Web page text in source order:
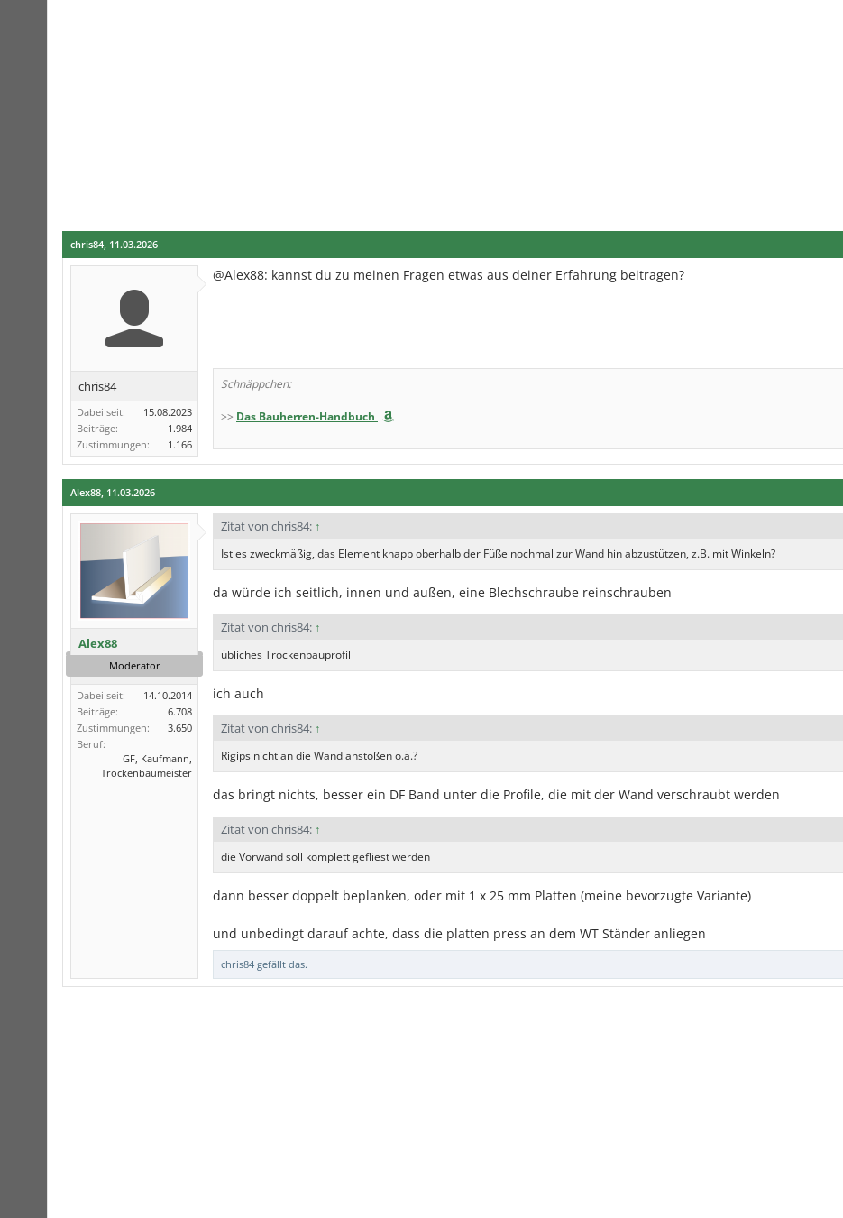
chris84 11.03.2026
chris84
Dabei seit:
15.08.2023
Beiträge:
1.984
Zustimmungen:
1.166
@Alex88: kannst du zu meinen Fragen etwas aus deiner Erfahrung beitragen?
Schnäppchen:
>> Das Bauherren-Handbuch
Alex88 11.03.2026
Alex88
Moderator
Dabei seit:
14.10.2014
Beiträge:
6.708
Zustimmungen:
3.650
Beruf:
GF, Kaufmann,
Trockenbaumeister
Zitat von chris84: ↑
Ist es zweckmäßig, das Element knapp oberhalb der Füße nochmal zur Wand hin abzustützen, z.B. mit Winkeln?
da würde ich seitlich, innen und außen, eine Blechschraube reinschrauben
Zitat von chris84: ↑
übliches Trockenbauprofil
ich auch
Zitat von chris84: ↑
Rigips nicht an die Wand anstoßen o.ä.?
das bringt nichts, besser ein DF Band unter die Profile, die mit der Wand verschraubt werden
Zitat von chris84: ↑
die Vorwand soll komplett gefliest werden
dann besser doppelt beplanken, oder mit 1 x 25 mm Platten (meine bevorzugte Variante)
und unbedingt darauf achte, dass die platten press an dem WT Ständer anliegen
chris84 gefällt das.